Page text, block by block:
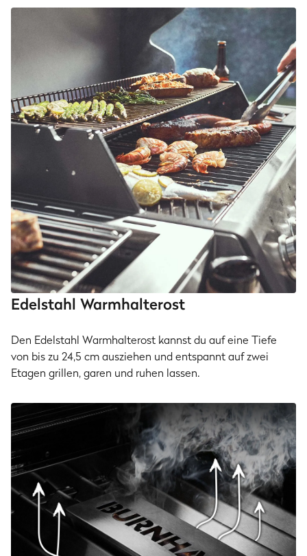
Edelstahl Warmhalterost
Den Edelstahl Warmhalterost kannst du auf eine Tiefe
von bis zu 24,5 cm ausziehen und entspannt auf zwei
Etagen grillen, garen und ruhen lassen.